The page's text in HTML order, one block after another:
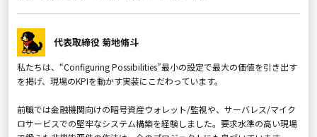
代表取締役 菊地脩斗
私たちは、“Configuring Possibilities”――最小の設定で最大の価値を引き出す――
を掲げ、現場のKPIを動かす実装にこだわっています。
前職では金融機関向けの暗号資産ウォレット/監視や、サーバレス/マイク
ロサービスでの堅牢なシステム構築を経験しました。要求水準の高い現場